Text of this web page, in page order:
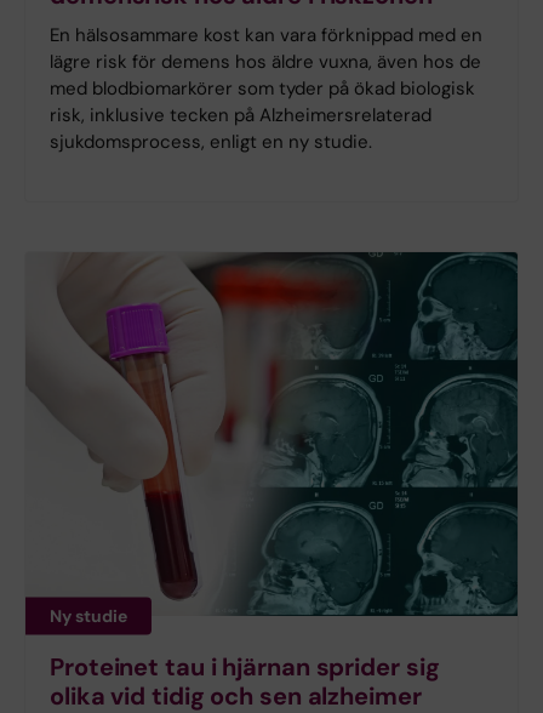
En hälsosammare kost kan vara förknippad med en
lägre risk för demens hos äldre vuxna, även hos de
med blodbiomarkörer som tyder på ökad biologisk
risk, inklusive tecken på Alzheimersrelaterad
sjukdomsprocess, enligt en ny studie.
Ny studie
Proteinet tau i hjärnan sprider sig
olika vid tidig och sen alzheimer